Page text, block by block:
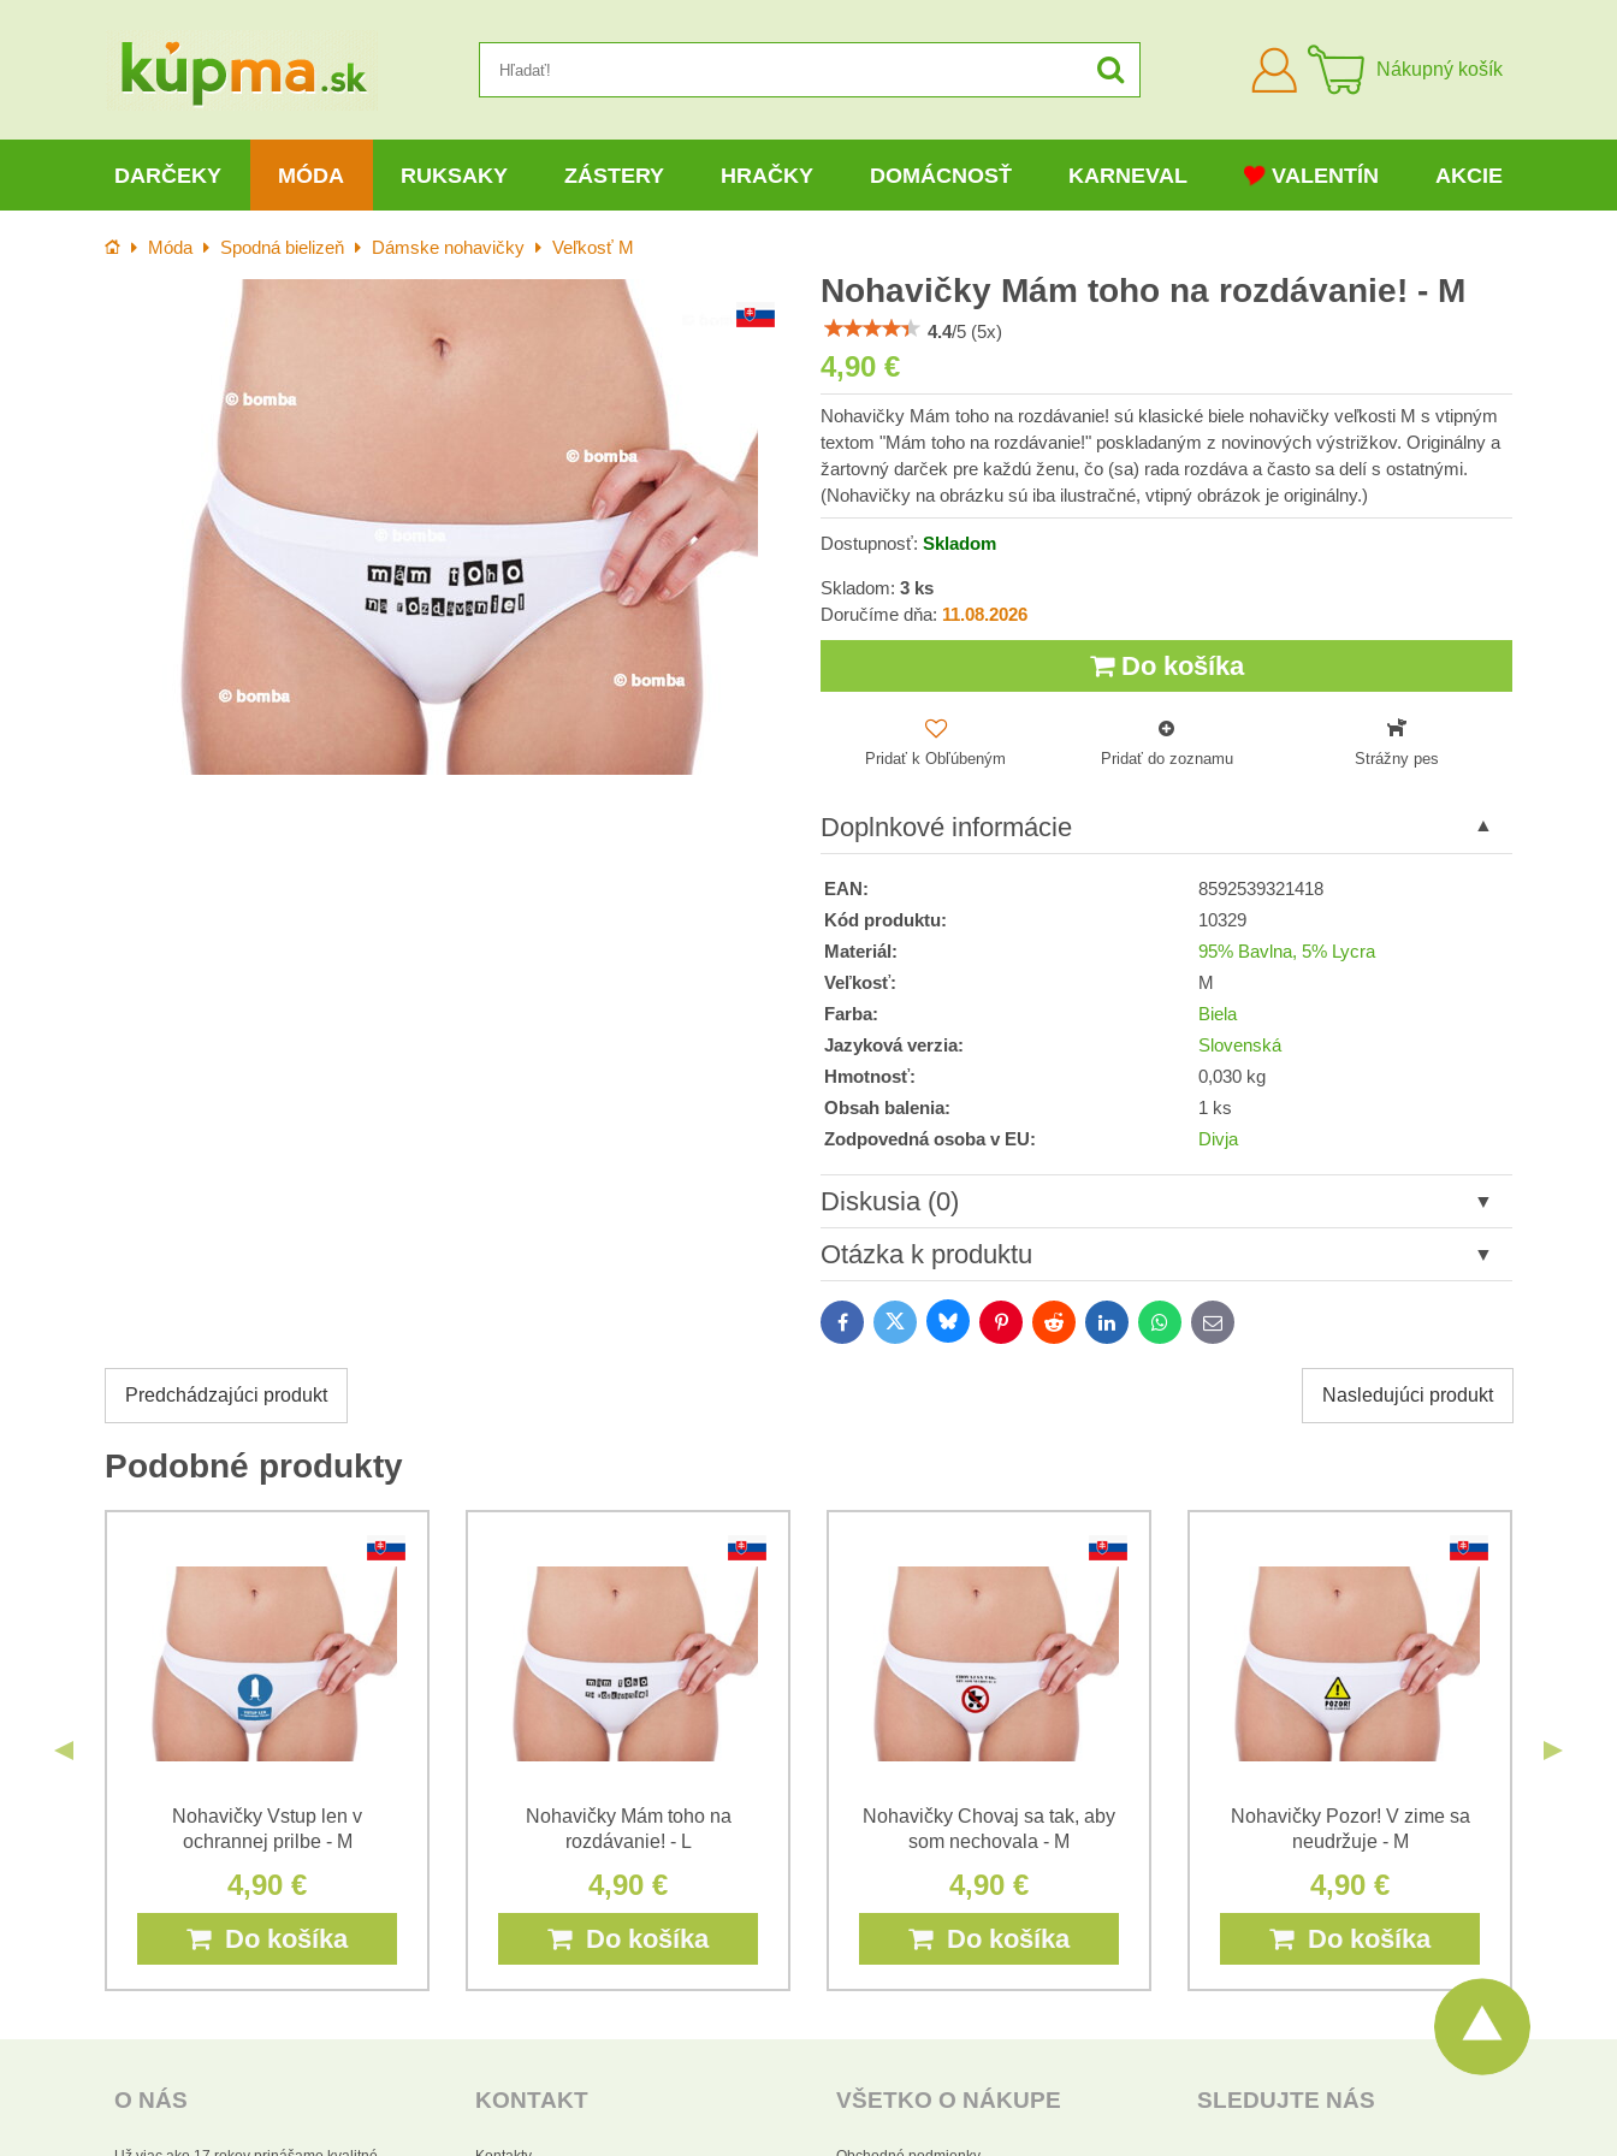
Prihlásiť
sa
Nákupný košík
DARČEKY MÓDA RUKSAKY ZÁSTERY HRAČKY DOMÁCNOSŤ KARNEVAL VALENTÍN AKCIE
Úvod Móda Spodná bielizeň Dámske nohavičky Veľkosť M
Nohavičky Mám toho na rozdávanie! - M
4.4/5 (5x)
4,90 €
Nohavičky Mám toho na rozdávanie! sú klasické biele nohavičky veľkosti M s vtipným
textom "Mám toho na rozdávanie!" poskladaným z novinových výstrižkov. Originálny a
žartovný darček pre každú ženu, čo (sa) rada rozdáva a často sa delí s ostatnými.
(Nohavičky na obrázku sú iba ilustračné, vtipný obrázok je originálny.)
Dostupnosť: Skladom
Skladom: 3 ks
Doručíme dňa: 11.08.2026
Do košíka
Pridať k Obľúbeným Pridať do zoznamu Strážny pes
Doplnkové informácie
EAN:
8592539321418
Kód produktu:
10329
Materiál:
95% Bavlna, 5% Lycra
Veľkosť:
M
Farba:
Biela
Jazyková verzia:
Slovenská
Hmotnosť:
0,030 kg
Obsah balenia:
1 ks
Zodpovedná osoba v EU:
Divja
Diskusia (0)
Nový komentár
Oboznámil som sa s podmienkamiOchrany osobných údajovspoločnosti Bomba s.r.o.
(Povinné) Odoslať
Otázka k produktu
Odoslať
FacebookTwitter BlueskyPinterestReddit LinkedInWhatsApp
E-
mail
Predchádzajúci produkt Nasledujúci produkt
Podobné produkty
Nohavičky Vstup len v
ochrannej prilbe - M
4,90 €
Do košíka
Nohavičky Mám toho na
rozdávanie! - L
4,90 €
Do košíka
Nohavičky Chovaj sa tak, aby
som nechovala - M
4,90 €
Do košíka
Nohavičky Pozor! V zime sa
neudržuje - M
4,90 €
Do košíka
O NÁS KONTAKT VŠETKO O NÁKUPE SLEDUJTE NÁS